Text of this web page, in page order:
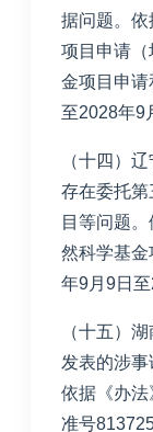
据问题。
项目申请
金项目申请
至2028年9
（十四）
存在委托
目等问题
然科学基
年9月9日
（十五）
发表的涉事
依据《办
准号